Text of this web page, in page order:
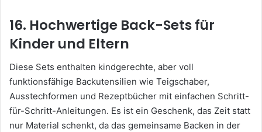
16. Hochwertige Back-Sets für
Kinder und Eltern
Diese Sets enthalten kindgerechte, aber voll
funktionsfähige Backutensilien wie Teigschaber,
Ausstechformen und Rezeptbücher mit einfachen Schritt-
für-Schritt-Anleitungen. Es ist ein Geschenk, das Zeit statt
nur Material schenkt, da das gemeinsame Backen in der